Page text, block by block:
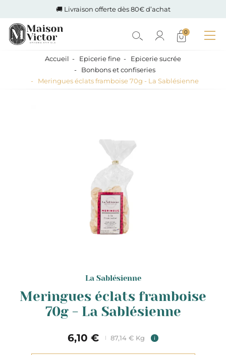
🚚 Livraison offerte dès 80€ d’achat
0
Accueil Epicerie fine
Epicerie sucrée
Bonbons et confiseries
Meringues éclats framboise 70g - La Sablésienne
La Sablésienne
Meringues éclats framboise
70g - La Sablésienne
6,10 € 87,14 € Kg i